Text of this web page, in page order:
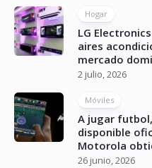
Hogar
LG
aires
mercado
2 julio, 2026
Móviles
A jugar
disponible
Motorola
26 junio, 2026